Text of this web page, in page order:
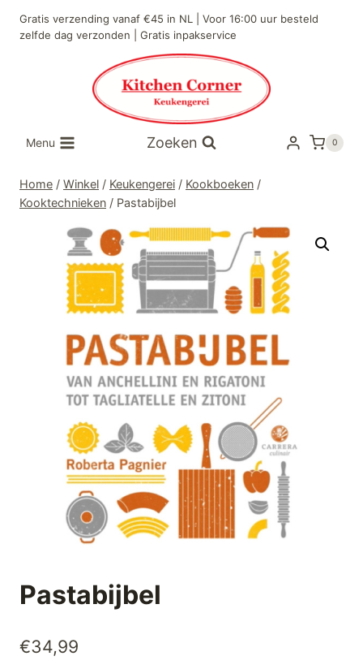
naar
Gratis verzending vanaf €45 in NL | Voor 16:00 uur besteld
zelfde dag verzonden | Gratis inpakservice
Menu Zoeken 0
Home / Winkel / Keukengerei / Kookboeken /
Kooktechnieken / Pastabijbel
Pastabijbel
€34,99